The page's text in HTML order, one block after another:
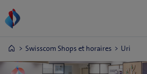
Swisscom Shops et horaires Uri